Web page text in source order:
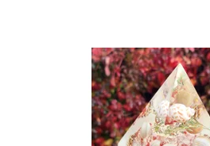
Dostupnost:
Vyprodáno
9248